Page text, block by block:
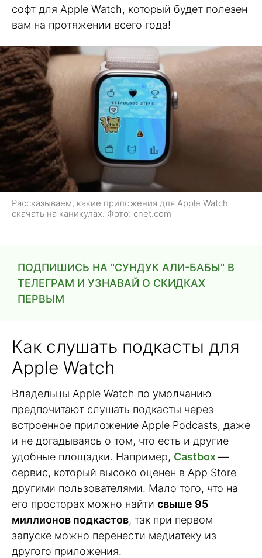
софт для Apple Watch, который будет полезен
вам на протяжении всего года!
Рассказываем, какие приложения для Apple Watch
скачать на каникулах. Фото: cnet.com
ПОДПИШИСЬ НА "СУНДУК АЛИ-БАБЫ" В
ТЕЛЕГРАМ И УЗНАВАЙ О СКИДКАХ
ПЕРВЫМ
Как слушать подкасты для
Apple Watch
Владельцы Apple Watch по умолчанию
предпочитают слушать подкасты через
встроенное приложение Apple Podcasts, даже
и не догадываясь о том, что есть и другие
удобные площадки. Например, Castbox—
сервис, который высоко оценен в App Store
другими пользователями. Мало того, что на
его просторах можно найти свыше 95
миллионов подкастов, так при первом
запуске можно перенести медиатеку из
другого приложения.